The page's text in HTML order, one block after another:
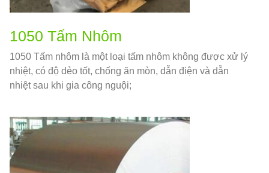
1050 Tấm Nhôm
1050 Tấm nhôm là một loại tấm nhôm không được xử lý
nhiệt, có độ dẻo tốt, chống ăn mòn, dẫn điện và dẫn
nhiệt sau khi gia công nguội;